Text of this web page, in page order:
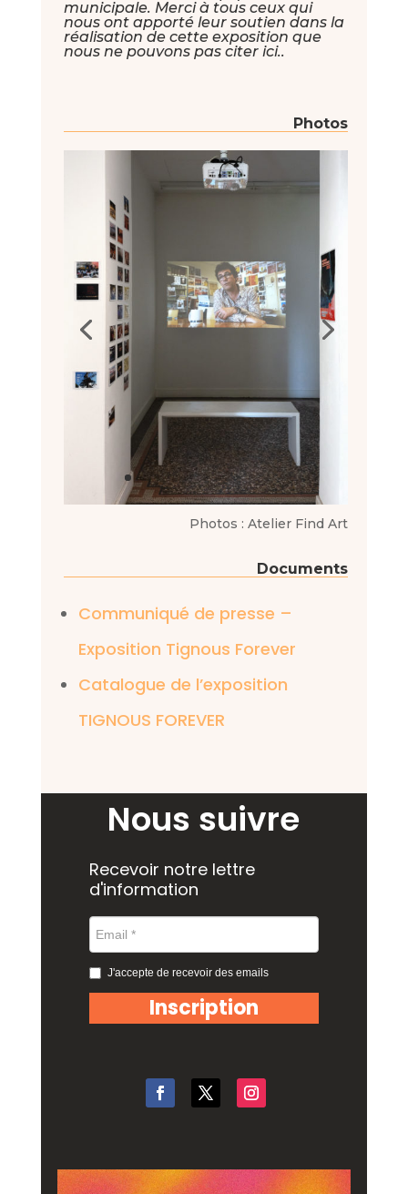
municipale. Merci à tous ceux qui
nous ont apporté leur soutien dans la
réalisation de cette exposition que
nous ne pouvons pas citer ici..
Photos
Photos : Atelier Find Art
Documents
Communiqué de presse –
Exposition Tignous Forever
Catalogue de l’exposition
TIGNOUS FOREVER
Nous suivre
Recevoir notre lettre
d'information
J'accepte de recevoir des emails
Inscription